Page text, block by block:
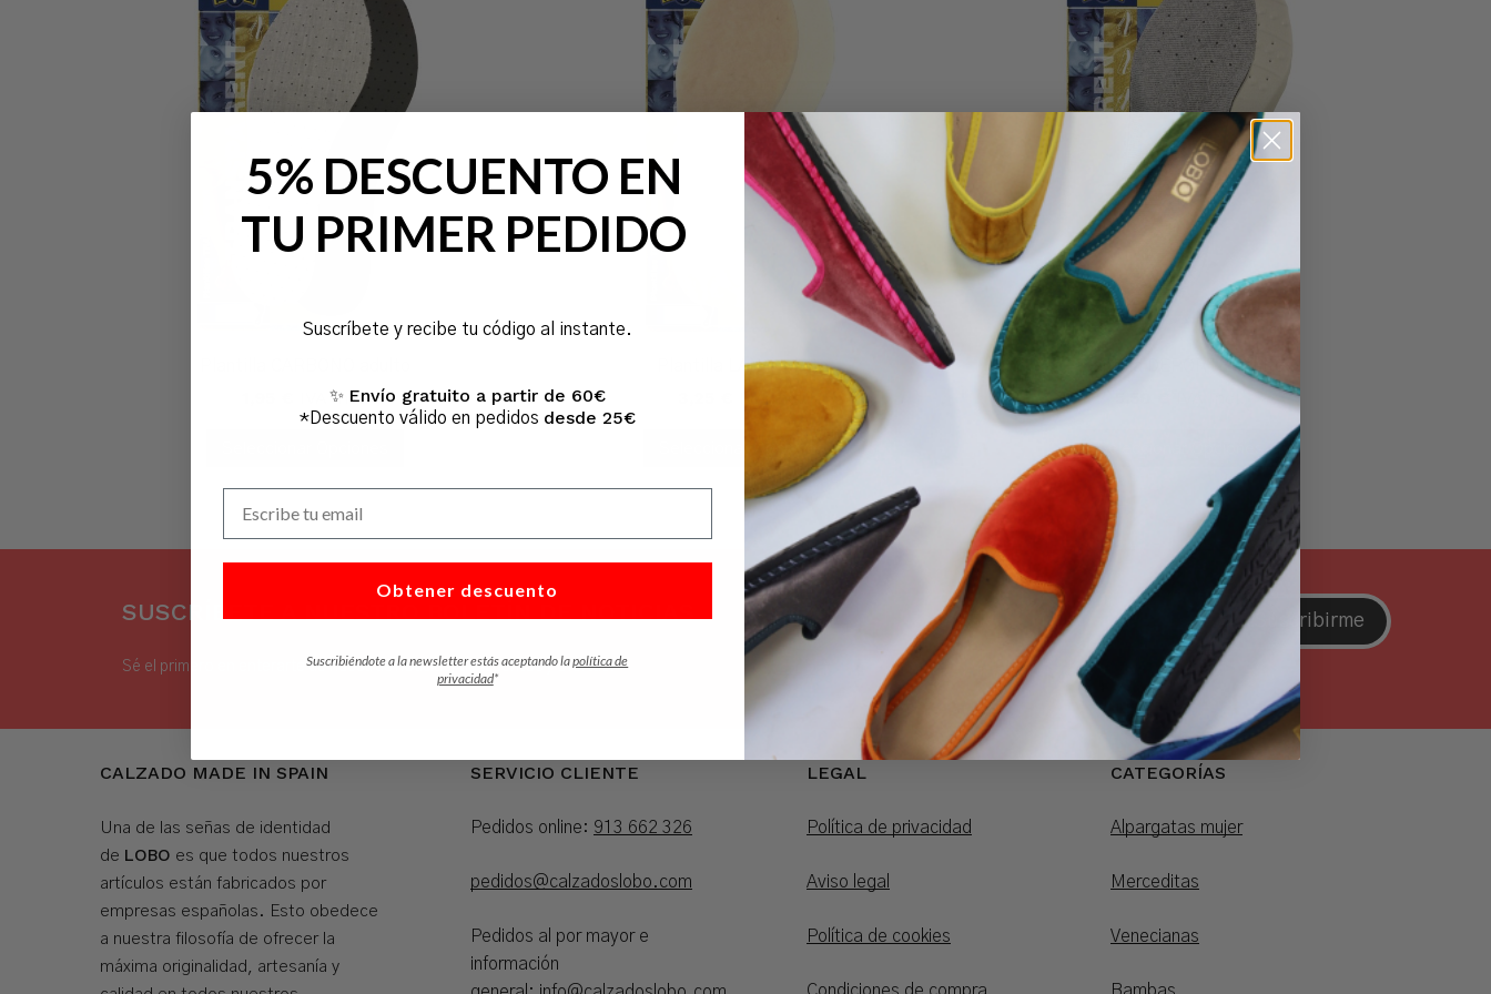
No hay productos en el carrito.
IVA Incl.
Plantilla LANA adulto
IVA Incl.
Seleccionar Opciones
Plantilla DEPORTE adulto
Seleccionar Opciones
SUSCRÍBETE A NUESTRO BOLETÍN DE NOTICIAS
Sé el primero en enterarte de nuestras noticias, descuentos y ofertas.
Suscribirme
He leído y acepto las políticas de privacidad
CALZADO MADE IN SPAIN
Una de las señas de identidad
de LOBO es que todos nuestros
artículos están fabricados por
empresas españolas. Esto obedece
a nuestra filosofía de ofrecer la
máxima originalidad, artesanía y
SERVICIO CLIENTE
Pedidos online: 913 662 326
pedidos@calzadoslobo.com
Pedidos al por mayor e
información
LEGAL
Política de privacidad
Aviso legal
Política de cookies
CATEGORÍAS
Alpargatas mujer
Merceditas
Venecianas
5% DESCUENTO EN
TU PRIMER PEDIDO
Suscríbete y recibe tu código al instante.
✨ Envío gratuito a partir de 60€
*Descuento válido en pedidos desde 25€
Obtener descuento
Suscribiéndote a la newsletter estás aceptando lapolítica de
privacidad*